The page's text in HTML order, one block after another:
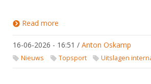
Medewerkers
Formulieren
NK's
JPT
JEC
Voor scheidsrechters
Nieuws
Scheidsrechterslijst
Read more
16-06-2026 - 16:51 / Anton Oskamp
Nieuws Topsport Uitslagen